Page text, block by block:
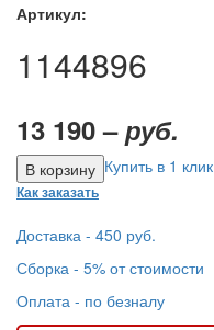
Артикул:
1144896
13 190 –руб.
Купить в 1 клик
Как заказать
Доставка - 450 руб.
Сборка - 5% от стоимости
Оплата - по безналу